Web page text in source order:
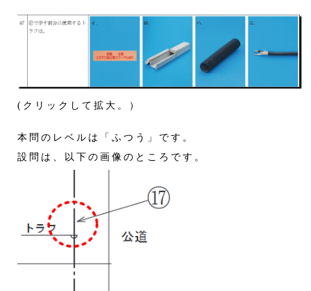
(クリックして拡大。）
本問のレベルは「ふつう」です。
設問は、以下の画像のところです。